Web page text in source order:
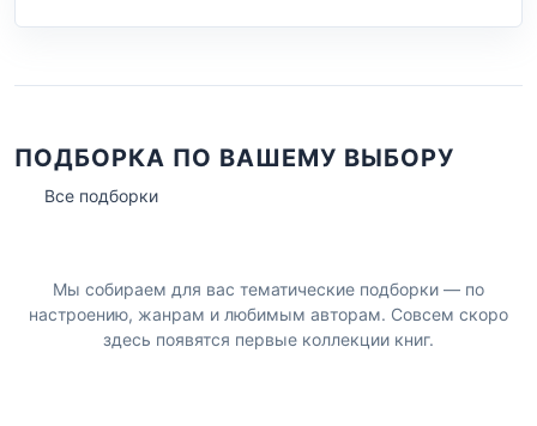
ПОДБОРКА ПО ВАШЕМУ ВЫБОРУ
Все подборки
Мы собираем для вас тематические подборки — по
настроению, жанрам и любимым авторам. Совсем скоро
здесь появятся первые коллекции книг.